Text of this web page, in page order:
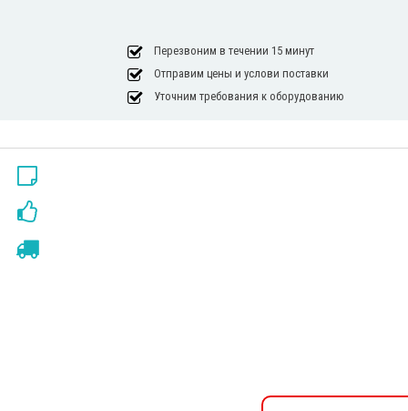
Перезвоним в течении 15 минут
Отправим цены и услови поставки
Уточним требования к оборудованию